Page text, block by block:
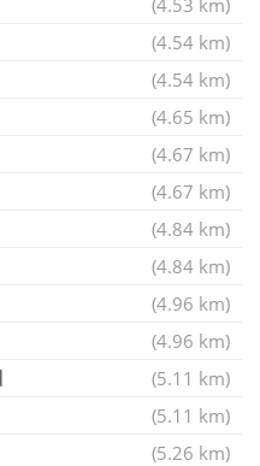
(4.53 km)
(4.54 km)
(4.54 km)
(4.65 km)
(4.67 km)
(4.67 km)
(4.84 km)
(4.84 km)
(4.96 km)
(4.96 km)
(5.11 km)
(5.11 km)
(5.26 km)